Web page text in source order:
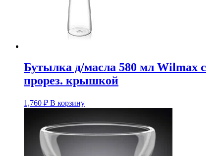
Бутылка д/масла 580 мл Wilmax с
прорез. крышкой
1,760 ₽ В корзину